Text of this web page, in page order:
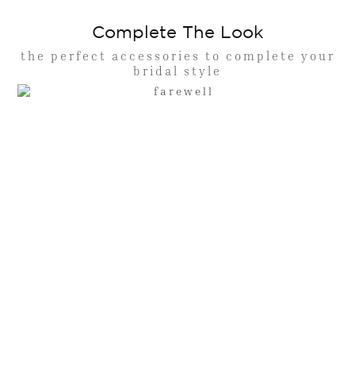
Complete The Look
the perfect accessories to complete your
bridal style